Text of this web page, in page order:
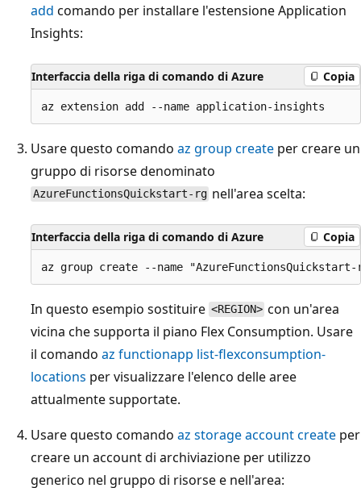
add comando per installare l'estensione Application
Insights:
Interfaccia della riga di comando di Azure Copia
Usare questo comando az group create per creare un
gruppo di risorse denominato
AzureFunctionsQuickstart-rg nell'area scelta:
Interfaccia della riga di comando di Azure Copia
In questo esempio sostituire <REGION> con un'area
vicina che supporta il piano Flex Consumption. Usare
il comando az functionapp list-flexconsumption-
locations per visualizzare l'elenco delle aree
attualmente supportate.
Usare questo comando az storage account create per
creare un account di archiviazione per utilizzo
generico nel gruppo di risorse e nell'area: